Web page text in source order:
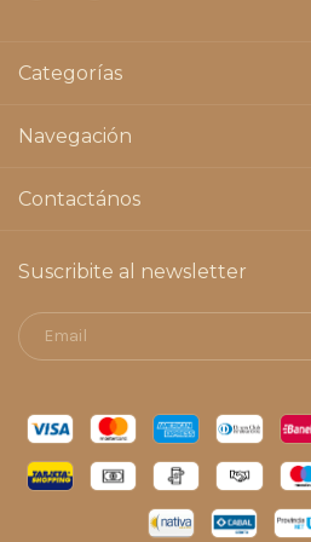
Categorías
Navegación
Contactános
Suscribite al newsletter